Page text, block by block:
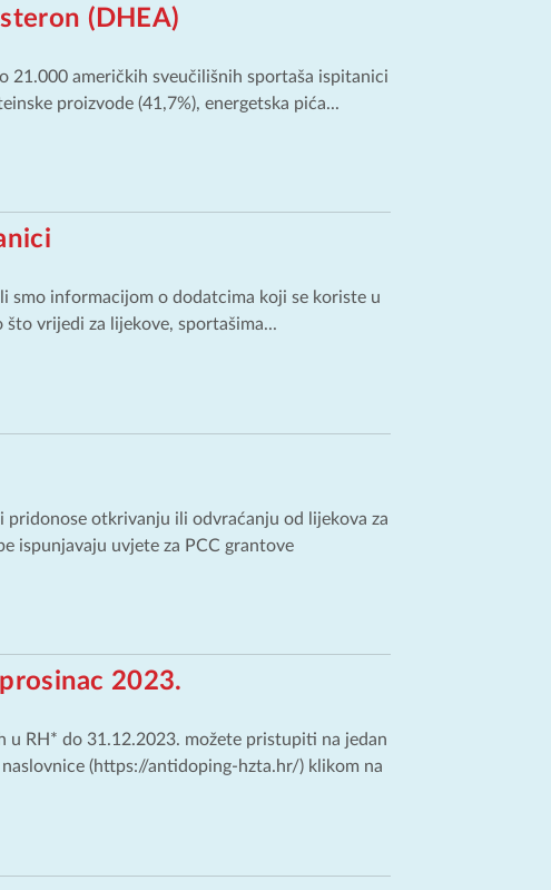
(DHEA)
21.000 američkih sveučilišnih sportaša ispitanici
proizvode (41,7%), energetska pića...
smo informacijom o dodatcima koji se koriste u
vrijedi za lijekove, sportašima...
pridonose otkrivanju ili odvraćanju od lijekova za
ispunjavaju uvjete za PCC grantove
2023.
u RH* do 31.12.2023. možete pristupiti na jedan
(https://antidoping-hzta.hr/) klikom na